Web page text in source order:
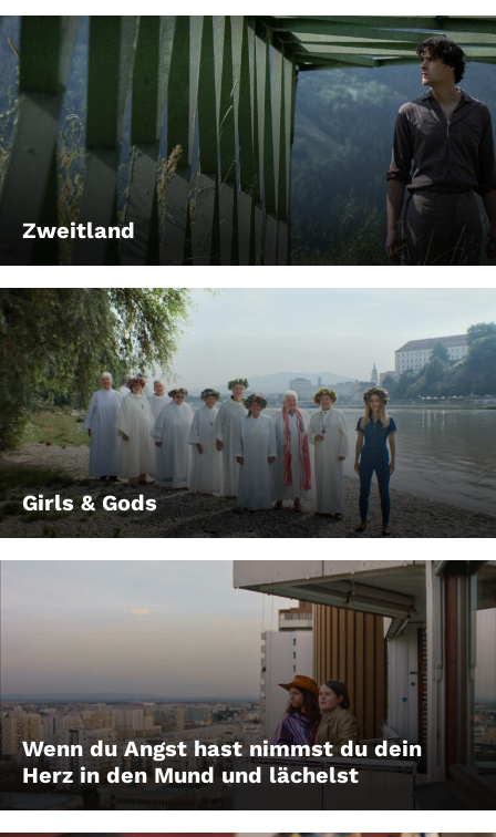
Zweitland
Girls & Gods
Wenn du Angst hast nimmst du dein
Herz in den Mund und lächelst